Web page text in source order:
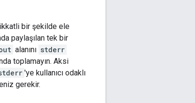
bir şekilde ele
paylaşılan tek bir
alanını stderr
toplamayın. Aksi
'ye kullanıcı odaklı
gerekir.